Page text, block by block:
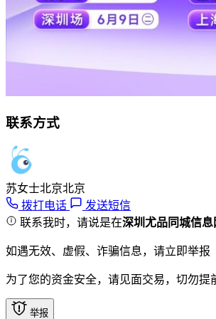
联系方式
苏女士北京北京
拨打电话
发送短信
联系我时，请说是在深圳尤品同城信息
如遇无效、虚假、诈骗信息，请立即举报
为了您的资金安全，请见面交易，切勿提
举报